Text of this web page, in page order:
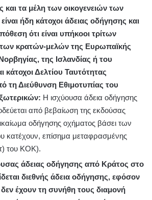
τα μέλη των οικογενειών των
ήδη κάτοχοι άδειας οδήγησης και
ότι είναι υπήκοοι τρίτων
κρατών-μελών της Ευρωπαϊκής
της Ισλανδίας ή του
κάτοχοι Δελτίου Ταυτότητας
τη Διεύθυνση Εθιμοτυπίας του
Η ισχύουσα άδεια οδήγησης
από βεβαίωση της εκδούσας
οδήγησης οχήματος βάσει των
κατέχουν, επίσημα μεταφρασμένης
του ΚΟΚ).
άδειας οδήγησης από Κράτος στο
διεθνής άδεια οδήγησης, εφόσον
δεν έχουν τη συνήθη τους διαμονή